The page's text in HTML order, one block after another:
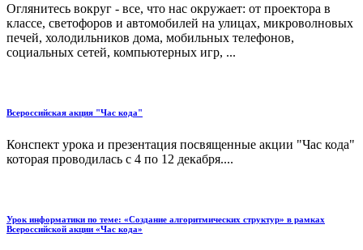
Оглянитесь вокруг - все, что нас окружает: от проектора в
классе, светофоров и автомобилей на улицах, микроволновых
печей, холодильников дома, мобильных телефонов,
социальных сетей, компьютерных игр, ...
Всероссийская акция "Час кода"
Конспект урока и презентация посвященные акции "Час кода"
которая проводилась с 4 по 12 декабря....
Урок информатики по теме: «Создание алгоритмических структур» в рамках
Всероссийской акции «Час кода»